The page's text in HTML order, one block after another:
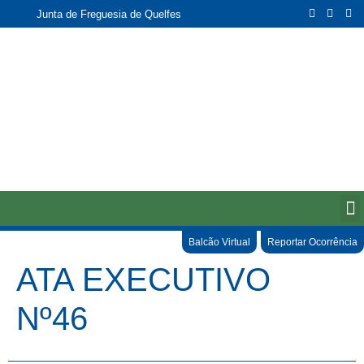
Junta de Freguesia de Quelfes
Balcão Virtual Reportar Ocorrência
ATA EXECUTIVO
Nº46